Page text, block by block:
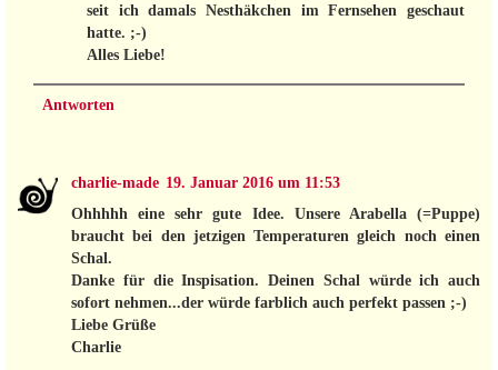
seit ich damals Nesthäkchen im Fernsehen geschaut
hatte. ;-)
Alles Liebe!
Antworten
charlie-made 19. Januar 2016 um 11:53
Ohhhhh eine sehr gute Idee. Unsere Arabella (=Puppe)
braucht bei den jetzigen Temperaturen gleich noch einen
Schal.
Danke für die Inspisation. Deinen Schal würde ich auch
sofort nehmen...der würde farblich auch perfekt passen ;-)
Liebe Grüße
Charlie